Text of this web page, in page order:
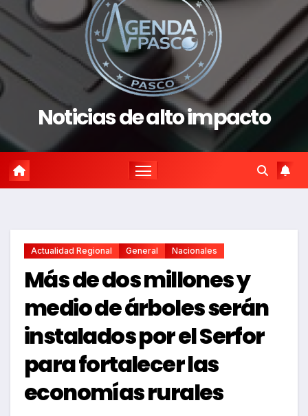
Noticias de alto impacto
Actualidad Regional General Nacionales
Más de dos millones y
medio de árboles serán
instalados por el Serfor
para fortalecer las
economías rurales